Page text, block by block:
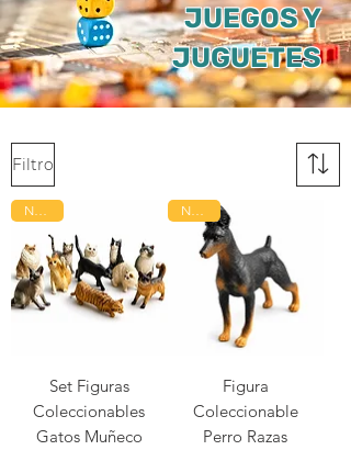
JUEGOS Y
JUGUETES
Filtro
Set Figuras
Coleccionables
Gatos Muñeco
Nuevo
Figura
Coleccionable
Perro Razas